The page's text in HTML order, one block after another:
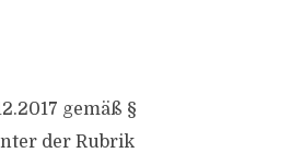
gemäß §
der Rubrik